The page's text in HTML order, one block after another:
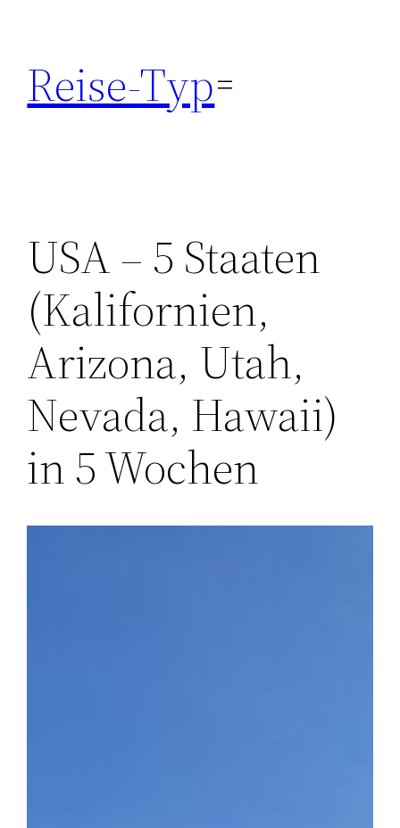
springen
Reise-Typ
USA – 5 Staaten
(Kalifornien,
Arizona, Utah,
Nevada, Hawaii)
in 5 Wochen